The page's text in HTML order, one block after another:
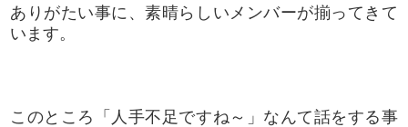
ありがたい事に、素晴らしいメンバーが揃ってきて
います。
このところ「人手不足ですね～」なんて話をする事